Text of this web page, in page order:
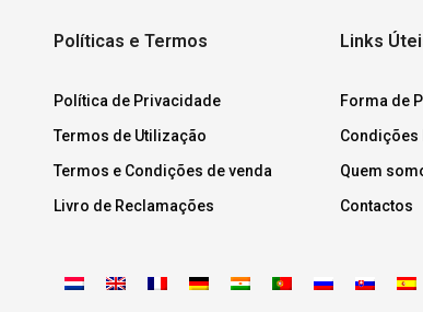
Políticas e Termos
Política de Privacidade
Termos de Utilização
Termos e Condições de venda
Livro de Reclamações
Links
Forma de
Condições
Quem
Contactos